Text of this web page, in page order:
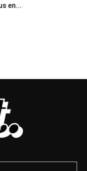
en...